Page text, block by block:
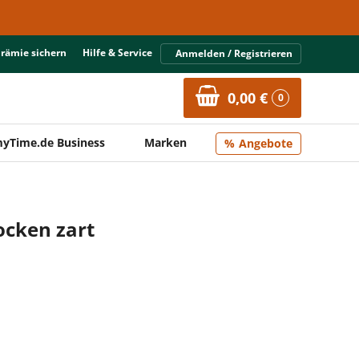
sichern Hilfe & Service Anmelden / Registrieren
0,00 € 0
Business Marken Angebote
zart